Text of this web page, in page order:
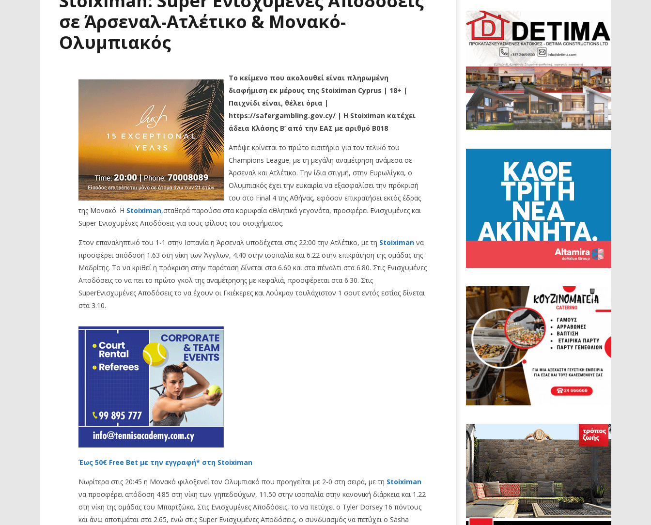
σε Άρσεναλ-Ατλέτικο & Μονακό-
Ολυμπιακός
Το κείμενο που ακολουθεί είναι πληρωμένη
διαφήμιση εκ μέρους της Stoiximan Cyprus | 18+ |
Παιχνίδι είναι, θέλει όρια |
https://safergambling.gov.cy/ | Η Stoiximan κατέχει
άδεια Κλάσης Β’ από την ΕΑΣ με αριθμό B018
Απόψε κρίνεται το πρώτο εισιτήριο για τον τελικό του
Champions League, με τη μεγάλη αναμέτρηση ανάμεσα σε
Άρσεναλ και Ατλέτικο. Την ίδια στιγμή, στην Ευρωλίγκα, ο
Ολυμπιακός έχει την ευκαιρία να εξασφαλίσει την πρόκρισή
του στο Final 4 της Αθήνας, εφόσον επικρατήσει εκτός έδρας
της Μονακό. Η Stoiximan,σταθερά παρούσα στα κορυφαία αθλητικά γεγονότα, προσφέρει Ενισχυμένες και
Super Ενισχυμένες Αποδόσεις για τους φίλους του στοιχήματος.
Στον επαναληπτικό του 1-1 στην Ισπανία η Άρσεναλ υποδέχεται στις 22:00 την Ατλέτικο, με τη Stoiximanνα
προσφέρει απόδοση 1.63 στη νίκη των Άγγλων, 4.40 στην ισοπαλία και 6.22 στην επικράτηση της ομάδας της
Μαδρίτης. Το να κριθεί η πρόκριση στην παράταση δίνεται στα 6.60 και στα πέναλτι στα 6.80. Στις Ενισχυμένες
Αποδόσεις το να πει το πρώτο γκολ της αναμέτρησης με κεφαλιά, προσφέρεται στα 6.30. Στις
SuperΕνισχυμένες Αποδόσεις το να έχουν οι Γκιέκερες και Λούκμαν τουλάχιστον 1 σουτ εντός εστίας δίνεται
στα 3.10.
Έως 50€ Free Bet με την εγγραφή* στη Stoiximan
Νωρίτερα στις 20:45 η Μονακό φιλοξενεί τον Ολυμπιακό που προηγείται με 2-0 στη σειρά, με τη Stoiximan
να προσφέρει απόδοση 4.85 στη νίκη των γηπεδούχων, 11.50 στην ισοπαλία στην κανονική διάρκεια και 1.22
στη νίκη της ομάδας του Μπαρτζώκα. Στις Ενισχυμένες Αποδόσεις, το να πετύχει ο Tyler Dorsey 16 πόντους
και άνω αποτιμάται στα 2.65, ενώ στις Super Ενισχυμένες Αποδόσεις, ο συνδυασμός να πετύχει ο Sasha